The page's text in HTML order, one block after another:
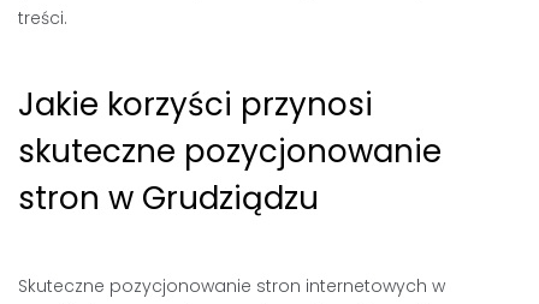
treści.
Jakie korzyści przynosi
skuteczne pozycjonowanie
stron w Grudziądzu
Skuteczne pozycjonowanie stron internetowych w